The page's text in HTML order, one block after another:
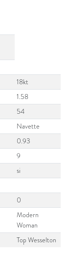
18kt
1.58
54
Navette
0.93
9
si
0
Modern
Woman
Top Wesselton